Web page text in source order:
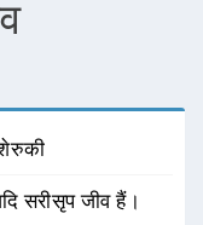
सरीसृप जीव हैं।